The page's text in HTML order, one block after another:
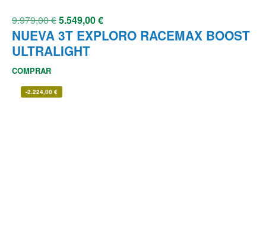
9.979,00€5.549,00€
NUEVA 3T EXPLORO RACEMAX BOOST
ULTRALIGHT
COMPRAR
-2.224,00 €